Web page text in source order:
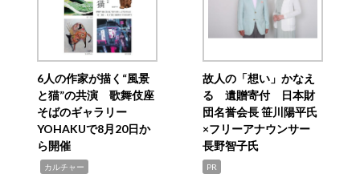
6人の作家が描く“風景
と猫”の共演 歌舞伎座
そばのギャラリー
YOHAKUで8月20日か
ら開催
カルチャー
故人の「想い」かなえ
る 遺贈寄付 日本財
団名誉会長 笹川陽平氏
×フリーアナウンサー
長野智子氏
PR